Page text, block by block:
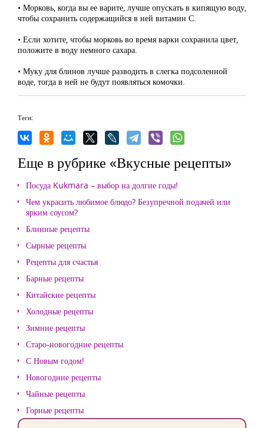
• Морковь, когда вы ее варите, лучше опускать в кипящую воду,
чтобы сохранить содержащийся в ней витамин С.
• Если хотите, чтобы морковь во время варки сохранила цвет,
положите в воду немного сахара.
• Муку для блинов лучше разводить в слегка подсоленной
воде, тогда в ней не будут появляться комочки.
Теги:
Еще в рубрике «Вкусные рецепты»
Посуда Kukmara – выбор на долгие годы!
Чем украсить любимое блюдо? Безупречной подачей или
ярким соусом?
Блинные рецепты
Сырные рецепты
Рецепты для счастья
Барные рецепты
Китайские рецепты
Холодные рецепты
Зимние рецепты
Старо-новогодние рецепты
С Новым годом!
Новогодние рецепты
Чайные рецепты
Горные рецепты